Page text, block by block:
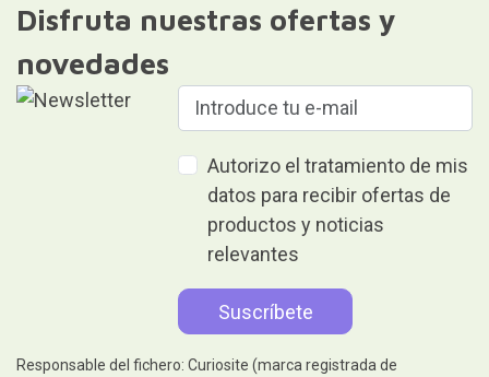
Disfruta nuestras ofertas y
novedades
Autorizo el tratamiento de mis
datos para recibir ofertas de
productos y noticias
relevantes
Responsable del fichero: Curiosite (marca registrada de